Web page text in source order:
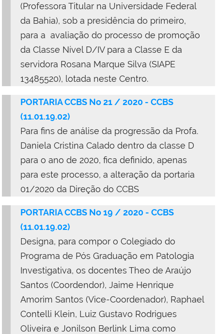
(Professora Titular na Universidade Federal
da Bahia), sob a presidência do primeiro,
para a avaliação do processo de promoção
da Classe Nível D/IV para a Classe E da
servidora Rosana Marque Silva (SIAPE
13485520), lotada neste Centro.
PORTARIA CCBS No 21 / 2020 - CCBS
(11.01.19.02)
Para fins de análise da progressão da Profa.
Daniela Cristina Calado dentro da classe D
para o ano de 2020, fica definido, apenas
para este processo, a alteração da portaria
01/2020 da Direção do CCBS
PORTARIA CCBS No 19 / 2020 - CCBS
(11.01.19.02)
Designa, para compor o Colegiado do
Programa de Pós Graduação em Patologia
Investigativa, os docentes Theo de Araújo
Santos (Coordendor), Jaime Henrique
Amorim Santos (Vice-Coordenador), Raphael
Contelli Klein, Luiz Gustavo Rodrigues
Oliveira e Jonilson Berlink Lima como